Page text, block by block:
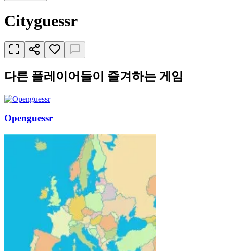
Cityguessr
다른 플레이어들이 즐겨하는 게임
Openguessr